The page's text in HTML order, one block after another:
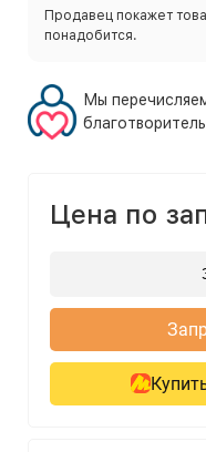
Продавец покажет
понадобится.
Мы
Цена по